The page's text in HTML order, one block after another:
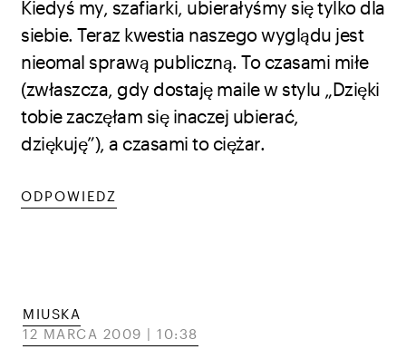
Kiedyś my, szafiarki, ubierałyśmy się tylko dla
siebie. Teraz kwestia naszego wyglądu jest
nieomal sprawą publiczną. To czasami miłe
(zwłaszcza, gdy dostaję maile w stylu „Dzięki
tobie zaczęłam się inaczej ubierać,
dziękuję”), a czasami to ciężar.
ODPOWIEDZ
MIUSKA
12 MARCA 2009 | 10:38